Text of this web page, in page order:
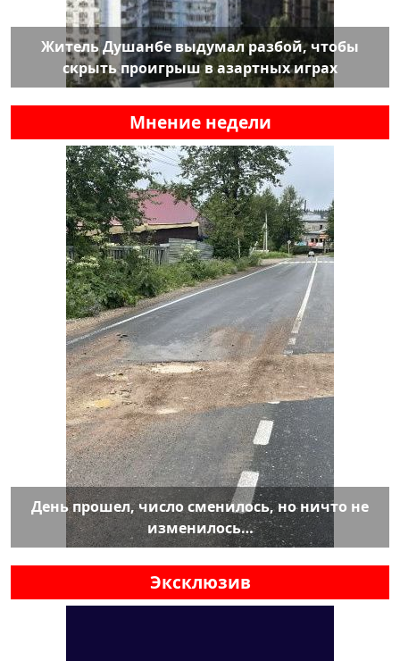
Житель Душанбе выдумал разбой, чтобы
скрыть проигрыш в азартных играх
Мнение недели
День прошел, число сменилось, но ничто не
изменилось…
Эксклюзив